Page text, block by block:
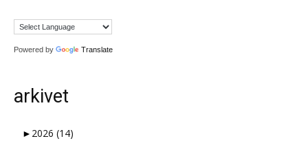
Powered by Translate
arkivet
► 2026 (14)